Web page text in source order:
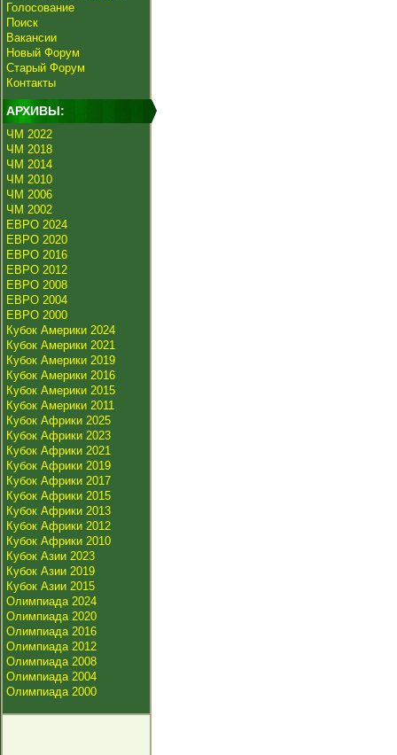
Голосование
Поиск
Вакансии
Новый Форум
Старый Форум
Контакты
АРХИВЫ:
ЧМ 2022
ЧМ 2018
ЧМ 2014
ЧМ 2010
ЧМ 2006
ЧМ 2002
ЕВРО 2024
ЕВРО 2020
ЕВРО 2016
ЕВРО 2012
ЕВРО 2008
ЕВРО 2004
ЕВРО 2000
Кубок Америки 2024
Кубок Америки 2021
Кубок Америки 2019
Кубок Америки 2016
Кубок Америки 2015
Кубок Америки 2011
Кубок Африки 2025
Кубок Африки 2023
Кубок Африки 2021
Кубок Африки 2019
Кубок Африки 2017
Кубок Африки 2015
Кубок Африки 2013
Кубок Африки 2012
Кубок Африки 2010
Кубок Азии 2023
Кубок Азии 2019
Кубок Азии 2015
Олимпиада 2024
Олимпиада 2020
Олимпиада 2016
Олимпиада 2012
Олимпиада 2008
Олимпиада 2004
Олимпиада 2000